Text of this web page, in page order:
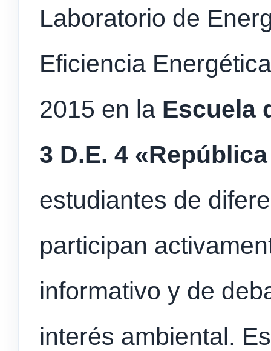
Laboratorio de
Eficiencia
2015 en la Escuela
3 D.E. 4
estudiantes de
participan
informativo y de
interés ambiental.